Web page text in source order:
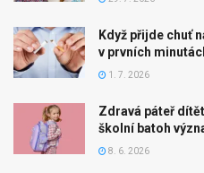
Když přijde chuť
v prvních
1. 7. 2026
Zdravá páteř
školní batoh
8. 6. 2026